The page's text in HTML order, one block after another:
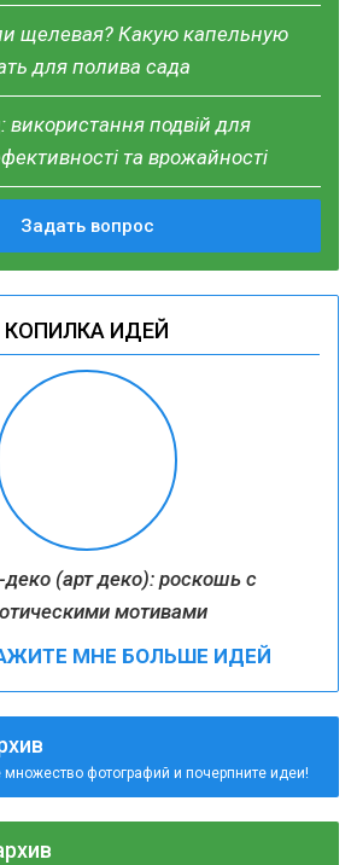
щелевая? Какую капельную
для полива сада
використання подвій для
та врожайності
Задать вопрос
КОПИЛКА ИДЕЙ
деко (арт деко): роскошь с
мотивами
МНЕ БОЛЬШЕ ИДЕЙ
множество фотографий и почерпните идеи!